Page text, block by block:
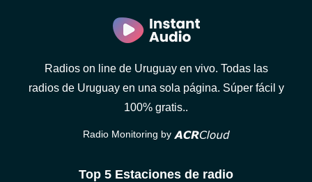
Radios on line de Uruguay en vivo. Todas las
radios de Uruguay en una sola página. Súper fácil y
100% gratis..
Radio Monitoring by
Top 5 Estaciones de radio